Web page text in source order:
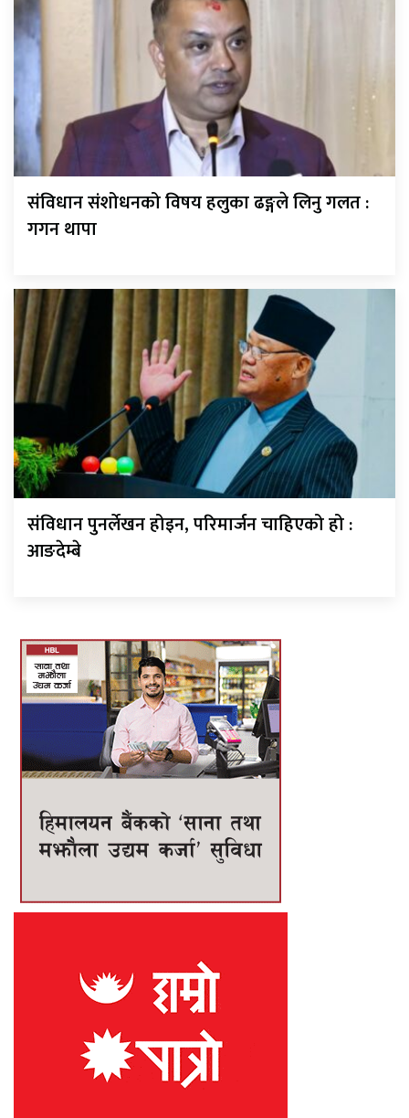
संविधान संशोधनको विषय हलुका ढङ्गले लिनु गलत :
गगन थापा
संविधान पुनर्लेखन होइन, परिमार्जन चाहिएको हो :
आङदेम्बे